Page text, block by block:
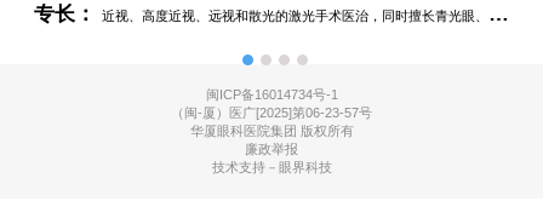
专长：
近视、高度近视、远视和散光的激光手术医治，同时擅长青光眼、眼
闽ICP备16014734号-1
（闽-厦）医广[2025]第06-23-57号
华厦眼科医院集团 版权所有
廉政举报
技术支持－眼界科技